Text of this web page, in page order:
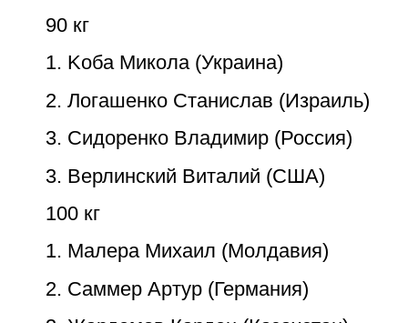
90 кг
1. Kоба Микола (Украина)
2. Логашенко Станислав (Израиль)
3. Сидоренко Владимир (Россия)
3. Верлинский Виталий (США)
100 кг
1. Малера Михаил (Молдавия)
2. Саммер Артур (Германия)